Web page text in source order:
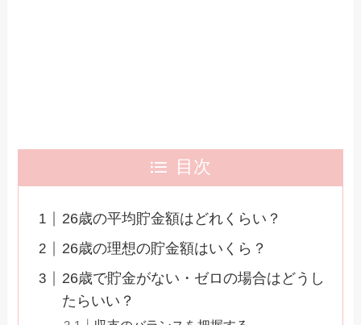
目次
26歳の平均貯金額はどれくらい？
26歳の理想の貯金額はいくら？
26歳で貯金がない・ゼロの場合はどうし
たらいい？